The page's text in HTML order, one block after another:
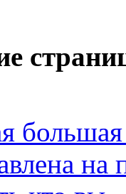
большая
на